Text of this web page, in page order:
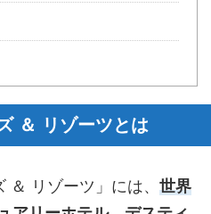
＆ リゾーツとは
＆ リゾーツ」には、 世界